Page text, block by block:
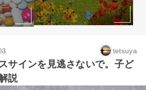
tetsuya
サインを見逃さないで。子ど
説